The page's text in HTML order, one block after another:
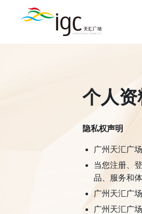
个人
隐私权声明
广州天汇广
当您注册、
品、服务和
广州天汇广
广州天汇广